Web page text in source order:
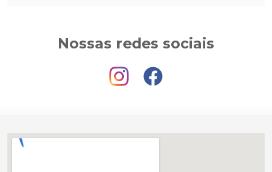
Nossas redes sociais